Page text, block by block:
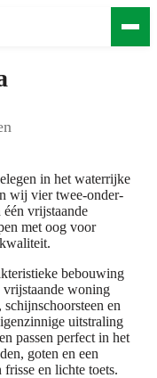
in het waterrijke
wij vier twee-onder-
vrijstaande
met oog voor
bebouwing
vrijstaande woning
en
uitstraling
passen perfect in het
goten en een
en lichte toets.